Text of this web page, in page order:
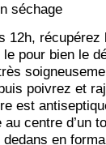
séchage
12h,
pour bien le
poivrez et
est
au centre d’un
en